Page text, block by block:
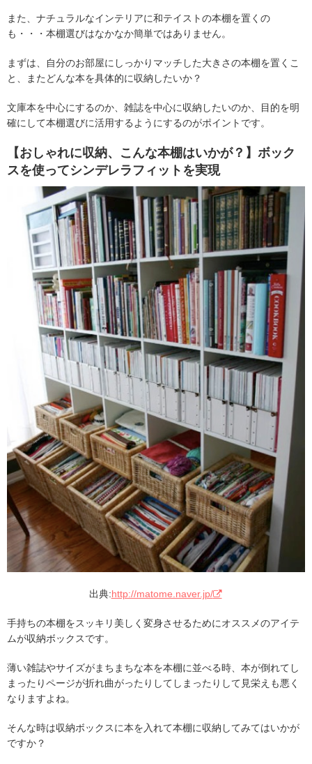
また、ナチュラルなインテリアに和テイストの本棚を置くの
も・・・本棚選びはなかなか簡単ではありません。
まずは、自分のお部屋にしっかりマッチした大きさの本棚を置くこ
と、またどんな本を具体的に収納したいか？
文庫本を中心にするのか、雑誌を中心に収納したいのか、目的を明
確にして本棚選びに活用するようにするのがポイントです。
【おしゃれに収納、こんな本棚はいかが？】ボック
スを使ってシンデレラフィットを実現
出典:http://matome.naver.jp/
手持ちの本棚をスッキリ美しく変身させるためにオススメのアイテ
ムが収納ボックスです。
薄い雑誌やサイズがまちまちな本を本棚に並べる時、本が倒れてし
まったりページが折れ曲がったりしてしまったりして見栄えも悪く
なりますよね。
そんな時は収納ボックスに本を入れて本棚に収納してみてはいかが
ですか？